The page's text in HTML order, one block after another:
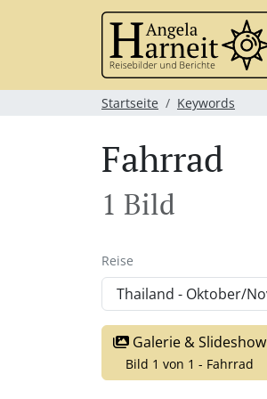
Startseite Keywords
Fahrrad
1 Bild
Reise
Galerie & Slideshow
Bild 1 von 1 - Fahrrad